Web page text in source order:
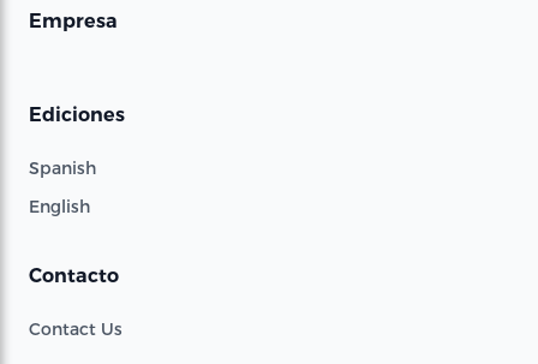
Empresa
Ediciones
Spanish
English
Contacto
Contact Us